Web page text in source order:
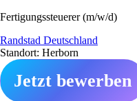
Fertigungssteuerer (m/w/d)
Randstad Deutschland
Standort: Herborn
Jetzt bewerben